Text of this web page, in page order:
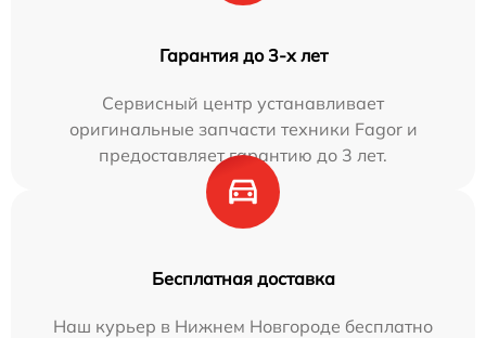
Гарантия до 3-х лет
Сервисный центр устанавливает
оригинальные запчасти техники Fagor и
предоставляет гарантию до 3 лет.
Бесплатная доставка
Наш курьер в Нижнем Новгороде бесплатно